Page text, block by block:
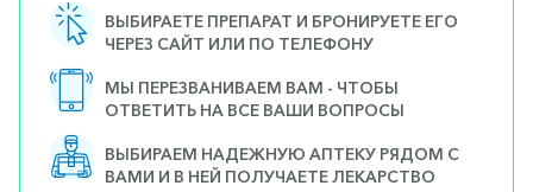
ВЫБИРАЕТЕ ПРЕПАРАТ И БРОНИРУЕТЕ ЕГО
ЧЕРЕЗ САЙТ ИЛИ ПО ТЕЛЕФОНУ
МЫ ПЕРЕЗВАНИВАЕМ ВАМ - ЧТОБЫ
ОТВЕТИТЬ НА ВСЕ ВАШИ ВОПРОСЫ
ВЫБИРАЕМ НАДЕЖНУЮ АПТЕКУ РЯДОМ С
ВАМИ И В НЕЙ ПОЛУЧАЕТЕ ЛЕКАРСТВО